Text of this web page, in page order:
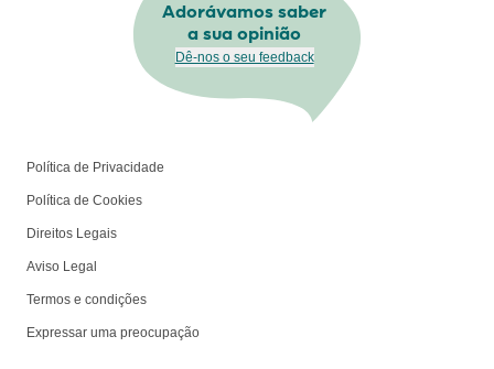
Adorávamos saber
a sua opinião
Dê-nos o seu feedback
Política de Privacidade
Política de Cookies
Direitos Legais
Aviso Legal
Termos e condições
Expressar uma preocupação